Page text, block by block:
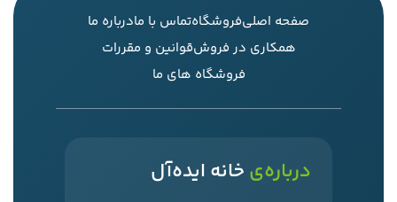
صفحه اصلیفروشگاهتماس با مادرباره ما
همکاری در فروشقوانین و مقررات
فروشگاه های ما
درباره‌ی خانه ایده‌آل